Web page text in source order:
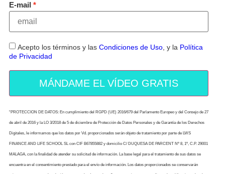
E-mail
Acepto los términos y las Condiciones de Uso, y la Política
de Privacidad
MÁNDAME EL VÍDEO GRATIS
“PROTECCION DE DATOS: En cumplimiento del RGPD (UE) 2016/679 del Parlamento Europeo y del Consejo de 27
de abril de 2016 y la LO 3/2018 de 5 de diciembre de Protección de Datos Personales y de Garantía de los Derechos
Digitales, le informamos que los datos por Vd. proporcionados serán objeto de tratamiento por parte de LWS
FINANCE AND LIFE SCHOOL SL con CIF B67855882 y domicilio C/ DUQUESA DE PARCENT Nº 8, 1º, C.P. 29001
MALAGA, con la finalidad de atender su solicitud de información. La base legal para el tratamiento de sus datos se
encuentra en el consentimiento prestado para el envío de información. Los datos proporcionados se conservarán